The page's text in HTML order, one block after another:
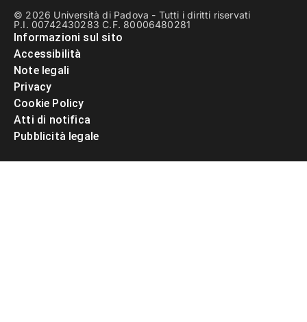
© 2026 Università di Padova - Tutti i diritti riservati
P.I. 00742430283 C.F. 80006480281
Informazioni sul sito
Accessibilità
Note legali
Privacy
Cookie Policy
Atti di notifica
Pubblicità legale